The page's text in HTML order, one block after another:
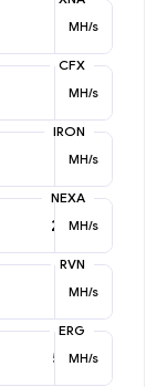
MH/s
CFX
MH/s
IRON
MH/s
NEXA
MH/s
RVN
MH/s
ERG
MH/s